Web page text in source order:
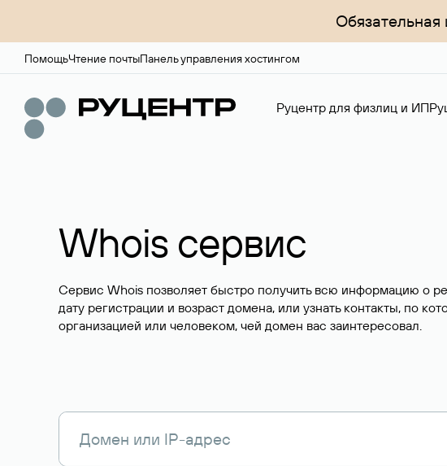
ПомощьЧтение почтыПанель управления хостингом
Руцентр для физлиц и ИП
Whois сервис
Сервис Whois позволяет быстро получить всю информацию о
дату регистрации и возраст домена, или узнать контакты, по
организацией или человеком, чей домен вас заинтересовал.